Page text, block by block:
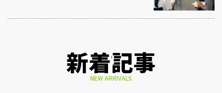
新着記事
NEW ARRIVALS